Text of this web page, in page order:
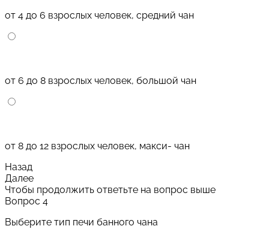
от 4 до 6 взрослых человек, средний чан
от 6 до 8 взрослых человек, большой чан
от 8 до 12 взрослых человек, макси- чан
Назад
Далее
Чтобы продолжить ответьте на вопрос выше
Вопрос 4
Выберите тип печи банного чана